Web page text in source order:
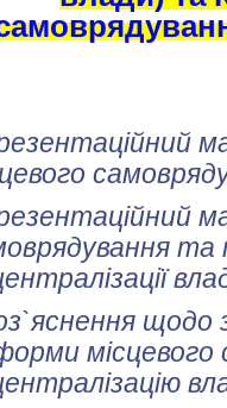
та
щодо
місцевого